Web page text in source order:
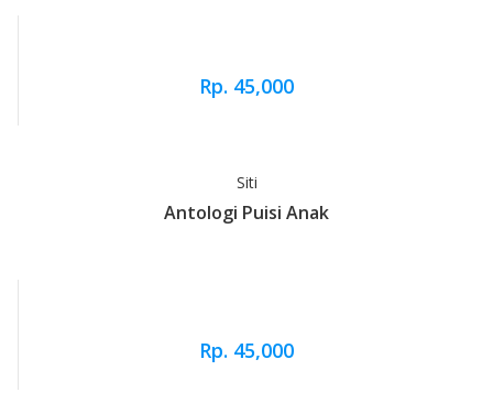
Rp. 45,000
Siti
Antologi Puisi Anak
Rp. 45,000